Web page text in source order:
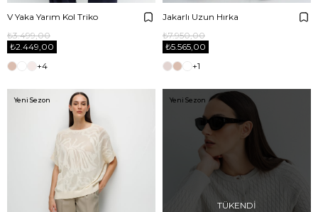
V Yaka Yarım Kol Triko
₺2.449,00
₺3.499,00
+4
Jakarlı Uzun Hırka
₺5.565,00
₺7.950,00
+1
Yeni Sezon
TÜKENDI
Yeni Sezon